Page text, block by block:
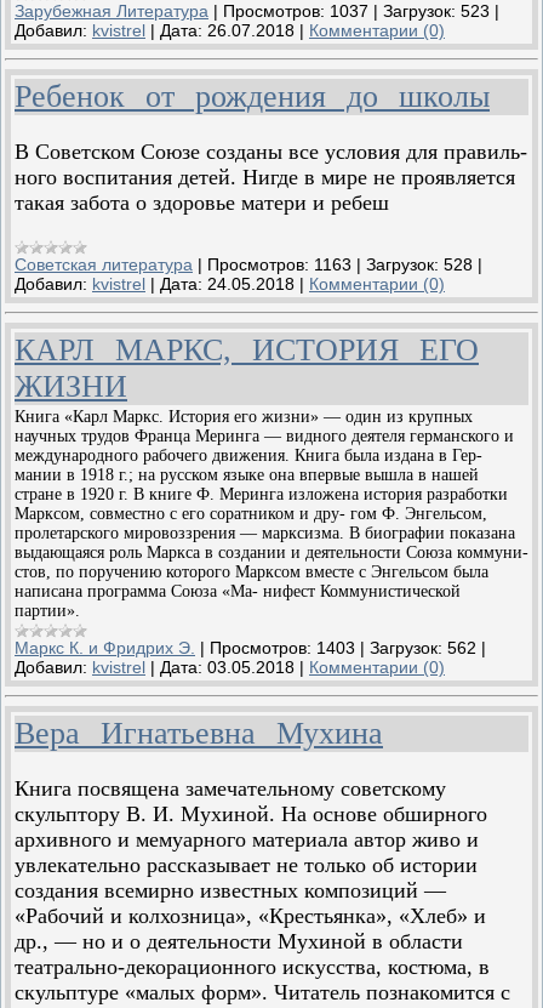
Зарубежная Литература | Просмотров: 1037 | Загрузок: 523 |
Добавил: kvistrel | Дата: 26.07.2018 | Комментарии (0)
Ребенок от рождения до школы
В Советском Союзе созданы все условия для правиль­
ного воспитания детей. Нигде в мире не проявляется
такая забота о здоровье матери и ребеш
Советская литература | Просмотров: 1163 | Загрузок: 528 |
Добавил: kvistrel | Дата: 24.05.2018 | Комментарии (0)
КАРЛ МАРКС, ИСТОРИЯ ЕГО
ЖИЗНИ
Книга «Карл Маркс. История его жизни» — один из крупных
научных трудов Франца Меринга — видного деятеля германского и
международного рабочего движения. Книга была издана в Гер-
мании в 1918 г.; на русском языке она впервые вышла в нашей
стране в 1920 г. В книге Ф. Меринга изложена история разработки
Марксом, совместно с его соратником и дру- гом Ф. Энгельсом,
пролетарского мировоззрения — марксизма. В биографии показана
выдающаяся роль Маркса в создании и деятельности Союза коммуни-
стов, по поручению которого Марксом вместе с Энгельсом была
написана программа Союза «Ма- нифест Коммунистической
партии».
Маркс К. и Фридрих Э. | Просмотров: 1403 | Загрузок: 562 |
Добавил: kvistrel | Дата: 03.05.2018 | Комментарии (0)
Вера Игнатьевна Мухина
Книга посвящена замечательному советскому
скульптору В. И. Мухиной. На основе обширного
архивного и мемуарного материала автор живо и
увлекательно рассказывает не только об истории
создания всемирно известных композиций —
«Рабочий и колхозница», «Крестьянка», «Хлеб» и
др., — но и о деятельности Мухиной в области
театрально-декорационного искусства, костюма, в
скульптуре «малых форм». Читатель познакомится с